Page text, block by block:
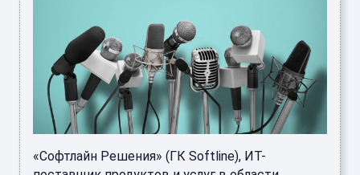
«Софтлайн Решения» (ГК Softline), ИТ-